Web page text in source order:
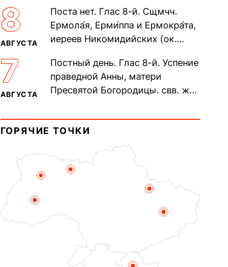
Николая Кочанова, Христа
ради...
8
АВГУСТА
Поста нет. Глас 8-й. Сщмчч.
Ермола́я, Ерми́ппа и Ермокра́та,
иереев Никомидийских (ок.
Печерского, в Ближних
пещерах...
7
АВГУСТА
Постный день. Глас 8-й. Успение
праведной Анны, матери
Пресвятой Богородицы. свв. жен
прп. Евпракси́и девы,...
ГОРЯЧИЕ ТОЧКИ